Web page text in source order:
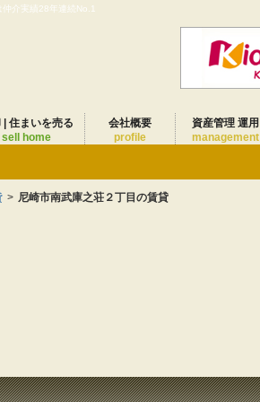
介実績28年連続No.1
| 住まいを売る
sell home
会社概要
profile
資産管理 運用
management
> 尼崎市南武庫之荘２丁目の賃貸